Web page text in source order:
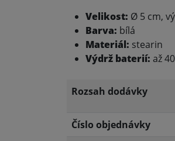
Velikost: Ø 5 cm,
Barva: bílá
Materiál: stearin
Výdrž baterií: až
Rozsah dodávky
Číslo objednávky